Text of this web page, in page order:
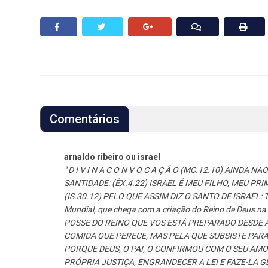
Comentários
arnaldo ribeiro ou israel
" D I V I N A C O N V O C A Ç Ã O (MC.12.10) AINDA
SANTIDADE: (ÊX.4.22) ISRAEL É MEU FILHO, MEU
(IS.30.12) PELO QUE ASSIM DIZ O SANTO DE
Mundial, que chega com a criação do Reino de Deus
POSSE DO REINO QUE VOS ESTÁ PREPARADO
COMIDA QUE PERECE, MAS PELA QUE SUBSISTE
PORQUE DEUS, O PAI, O CONFIRMOU COM O SEU
PRÓPRIA JUSTIÇA, ENGRANDECER A LEI E FAZE-LA